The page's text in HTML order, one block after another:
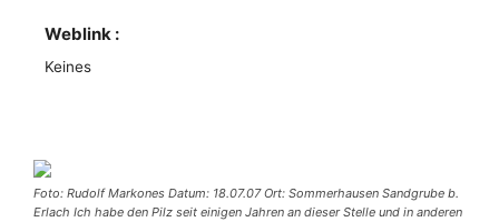
Weblink :
Keines
Foto: Rudolf Markones Datum: 18.07.07 Ort: Sommerhausen Sandgrube b.
Erlach Ich habe den Pilz seit einigen Jahren an dieser Stelle und in anderen